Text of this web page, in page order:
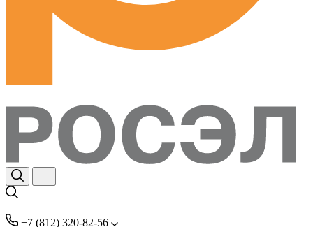
+7 (812) 320-82-56